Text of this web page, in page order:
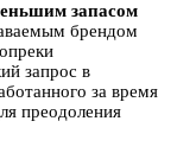
запасом
брендом
запрос в
за время
преодоления